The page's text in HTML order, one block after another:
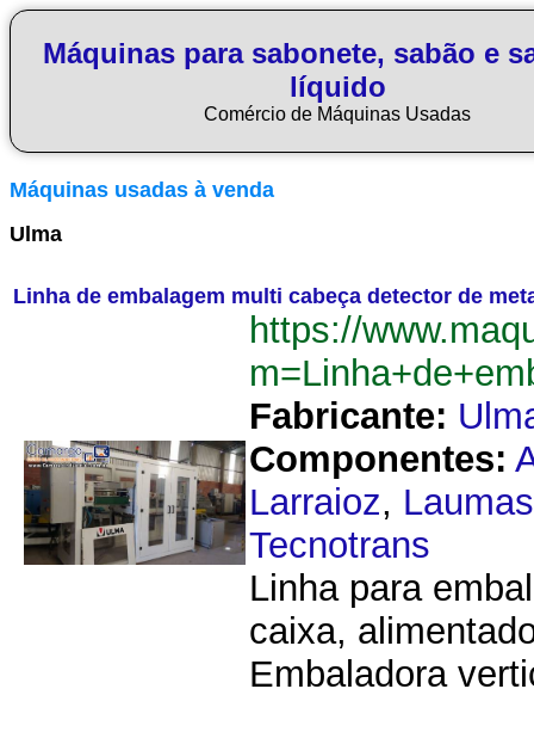
Máquinas para sabonete, sabão e
líquido
Comércio de Máquinas Usadas
Máquinas usadas à venda
Ulma
Linha de embalagem multi cabeça detector de
https://
Fabricante:
Componentes:
Larraioz, Laumas
Tecnotrans
Linha para
caixa,
Embaladora